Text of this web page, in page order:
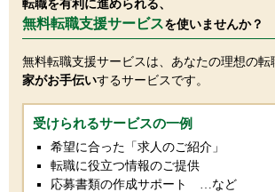
転職を有利に進められる、
無料転職支援サービスを使いませんか？
無料転職支援サービスは、あなたの理想の転
家がお手伝いするサービスです。
受けられるサービスの一例
希望に合った「求人のご紹介」
転職に役立つ情報のご提供
応募書類の作成サポート …など